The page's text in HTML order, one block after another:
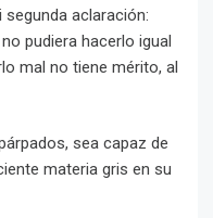
aclaración:
pudiera hacerlo igual
mal no tiene mérito, al
sea capaz de
materia gris en su